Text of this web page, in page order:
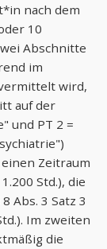
nach dem
10
Abschnitte
im
wird,
auf der
und PT 2 =
einen Zeitraum
Std.), die
Abs. 3 Satz 3
Im zweiten
die